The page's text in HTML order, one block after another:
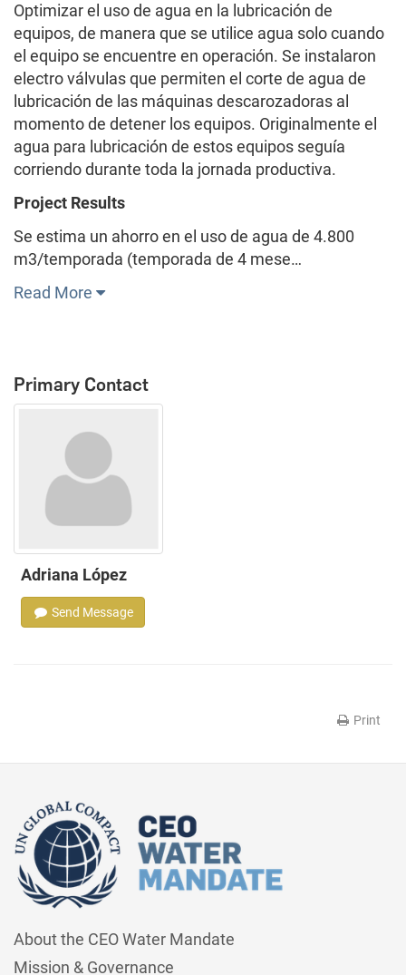
Optimizar el uso de agua en la lubricación de
equipos, de manera que se utilice agua solo cuando
el equipo se encuentre en operación. Se instalaron
electro válvulas que permiten el corte de agua de
lubricación de las máquinas descarozadoras al
momento de detener los equipos. Originalmente el
agua para lubricación de estos equipos seguía
corriendo durante toda la jornada productiva.
Project Results
Se estima un ahorro en el uso de agua de 4.800
m3/temporada (temporada de 4 mese…
Read More
Primary Contact
Adriana López
Send Message
Print
About the CEO Water Mandate
Mission & Governance